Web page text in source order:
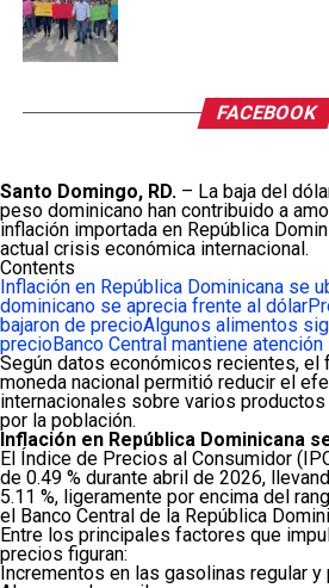
FACEBOOK
Santo Domingo, RD. – La baja del
peso dominicano han contribuido a
inflación importada en República
actual crisis económica internacional.
Contents
Inflación en República Dominicana se
dominicano se aprecia frente al dólar
bajaron de precioAlgunos alimentos
precioBanco Central mantiene
Según datos económicos recientes, el
moneda nacional permitió reducir el
internacionales sobre varios
por la población.
Inflación en República Dominicana
El Índice de Precios al Consumidor
de 0.49 % durante abril de 2026,
5.11 %, ligeramente por encima del
el Banco Central de la República
Entre los principales factores que
precios figuran:
Incrementos en las gasolinas regular y